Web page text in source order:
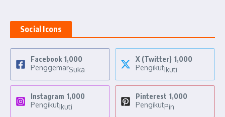
Social Icons
Facebook 1,000
PenggemarSuka
X (Twitter) 1,000
PengikutIkuti
Instagram 1,000
PengikutIkuti
Pinterest 1,000
PengikutPin